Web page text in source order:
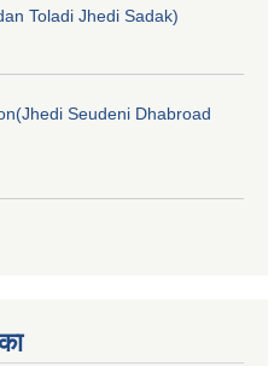
Toladi Jhedi Sadak)
Seudeni Dhabroad